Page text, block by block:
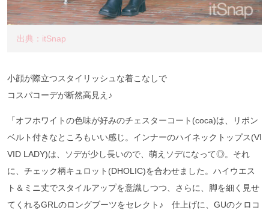
出典：itSnap
小顔が際立つスタイリッシュな着こなしで
コスパコーデが断然高見え♪
「オフホワイトの色味が好みのチェスターコート(coca)は、リボン
ベルト付きなところもいい感じ。インナーのハイネックトップス(VI
VID LADY)は、ソデが少し長いので、萌えソデになって◎。それ
に、チェック柄キュロット(DHOLIC)を合わせました。ハイウエス
ト＆ミニ丈でスタイルアップを意識しつつ、さらに、脚を細く見せ
てくれるGRLのロングブーツをセレクト♪ 仕上げに、GUのクロコ